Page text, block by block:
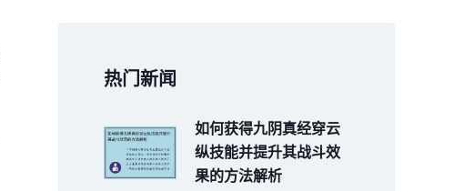
热门新闻
如何获得九阴真经穿云
纵技能并提升其战斗效
果的方法解析